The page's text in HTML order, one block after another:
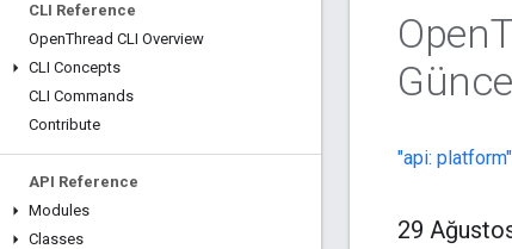
CLI Reference
OpenThread CLI Overview
CLI Concepts
CLI Commands
Contribute
API Reference
Modules
Classes
Open
"api: platform"
29